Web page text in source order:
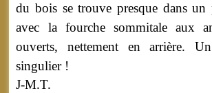
du bois se trouve presque dans un
avec la fourche sommitale aux
ouverts, nettement en arrière.
singulier !
J-M.T.